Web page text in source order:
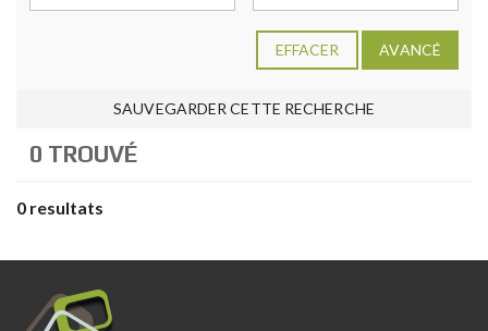
EFFACER AVANCÉ
SAUVEGARDER CETTE RECHERCHE
0 TROUVÉ
0 resultats